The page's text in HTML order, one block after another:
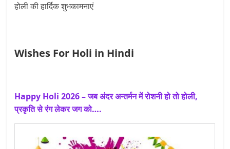
होली की हार्दिक शुभकामनाएं
Wishes For Holi in Hindi
Happy Holi 2026 – जब अंदर अन्तर्मन में रोशनी हो तो होली,
प्रकृति से रंग लेकर जग को….